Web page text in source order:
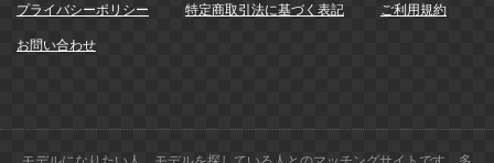
プライバシーポリシー 特定商取引法に基づく表記 ご利用規約
お問い合わせ